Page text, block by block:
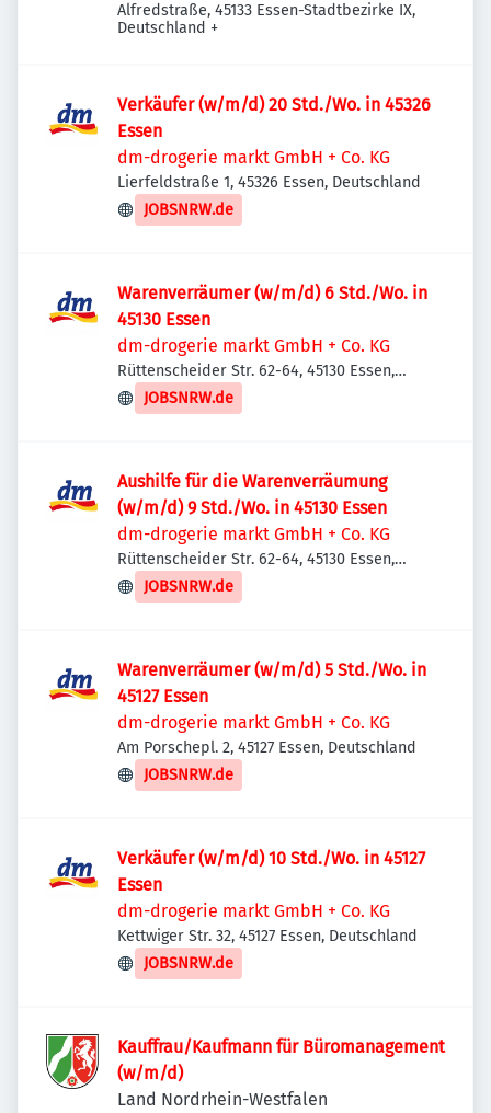
Alfredstraße, 45133 Essen-Stadtbezirke IX,
Deutschland +
Verkäufer (w/m/d) 20 Std./Wo. in 45326
Essen
dm-drogerie markt GmbH + Co. KG
Lierfeldstraße 1, 45326 Essen, Deutschland
JOBSNRW.de
Warenverräumer (w/m/d) 6 Std./Wo. in
45130 Essen
dm-drogerie markt GmbH + Co. KG
Rüttenscheider Str. 62-64, 45130 Essen,
Deutschland
JOBSNRW.de
Aushilfe für die Warenverräumung
(w/m/d) 9 Std./Wo. in 45130 Essen
dm-drogerie markt GmbH + Co. KG
Rüttenscheider Str. 62-64, 45130 Essen,
Deutschland
JOBSNRW.de
Warenverräumer (w/m/d) 5 Std./Wo. in
45127 Essen
dm-drogerie markt GmbH + Co. KG
Am Porschepl. 2, 45127 Essen, Deutschland
JOBSNRW.de
Verkäufer (w/m/d) 10 Std./Wo. in 45127
Essen
dm-drogerie markt GmbH + Co. KG
Kettwiger Str. 32, 45127 Essen, Deutschland
JOBSNRW.de
Kauffrau/Kaufmann für Büromanagement
(w/m/d)
Land Nordrhein-Westfalen